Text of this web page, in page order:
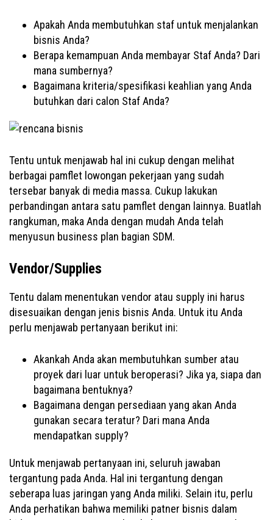
Apakah Anda membutuhkan staf untuk menjalankan
bisnis Anda?
Berapa kemampuan Anda membayar Staf Anda? Dari
mana sumbernya?
Bagaimana kriteria/spesifikasi keahlian yang Anda
butuhkan dari calon Staf Anda?
Tentu untuk menjawab hal ini cukup dengan melihat
berbagai pamflet lowongan pekerjaan yang sudah
tersebar banyak di media massa. Cukup lakukan
perbandingan antara satu pamflet dengan lainnya. Buatlah
rangkuman, maka Anda dengan mudah Anda telah
menyusun business plan bagian SDM.
Vendor/Supplies
Tentu dalam menentukan vendor atau supply ini harus
disesuaikan dengan jenis bisnis Anda. Untuk itu Anda
perlu menjawab pertanyaan berikut ini:
Akankah Anda akan membutuhkan sumber atau
proyek dari luar untuk beroperasi? Jika ya, siapa dan
bagaimana bentuknya?
Bagaimana dengan persediaan yang akan Anda
gunakan secara teratur? Dari mana Anda
mendapatkan supply?
Untuk menjawab pertanyaan ini, seluruh jawaban
tergantung pada Anda. Hal ini tergantung dengan
seberapa luas jaringan yang Anda miliki. Selain itu, perlu
Anda perhatikan bahwa memiliki patner bisnis dalam